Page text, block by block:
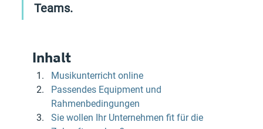
Teams.
Inhalt
Musikunterricht online
Passendes Equipment und
Rahmenbedingungen
Sie wollen Ihr Unternehmen fit für die